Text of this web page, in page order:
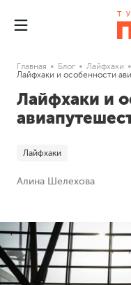
Главная Блог
Лайфхаки
Лайфхаки и особенности
Лайфхаки и
Лайфхаки
Алина Шелехова